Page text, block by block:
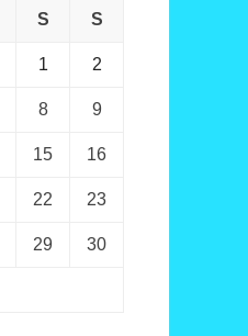
S S
1 2
8 9
15 16
22 23
29 30